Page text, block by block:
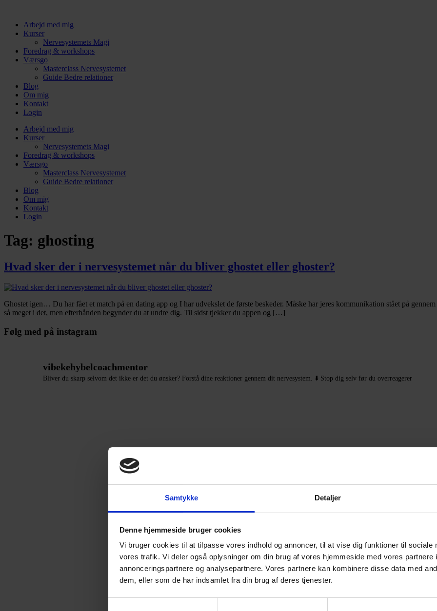
Samtykke Detaljer
Denne hjemmeside bruger cookies
Vi bruger cookies til at tilpasse vores indhold og annoncer, til at vise dig funktioner til sociale
vores trafik. Vi deler også oplysninger om din brug af vores hjemmeside med vores partnere
annonceringspartnere og analysepartnere. Vores partnere kan kombinere disse data med
dem, eller som de har indsamlet fra din brug af deres tjenester.
indholdArbejd med mig
Kurser
Nervesystemets Magi
Foredrag & workshops
Værsgo
Masterclass Nervesystemet
Guide Bedre relationer
Blog
Om mig
Kontakt
Login
Arbejd med mig
Kurser
Nervesystemets Magi
Foredrag & workshops
Værsgo
Masterclass Nervesystemet
Guide Bedre relationer
Blog
Om mig
Kontakt
Login
Tag: ghosting
Hvad sker der i nervesystemet når du bliver ghostet eller ghoster?
Ghostet igen… Du har fået et match på en dating app og I har udvekslet de første beskeder. Måske har jeres kommunikation stået på
så meget i det, men efterhånden begynder du at undre dig. Til sidst tjekker du appen og […]
Følg med på instagram
vibekehybelcoachmentor
Bliver du skarp selvom det ikke er det du ønsker? Forstå dine reaktioner gennem dit nervesystem. ⬇️ Stop dig selv før du overreagerer